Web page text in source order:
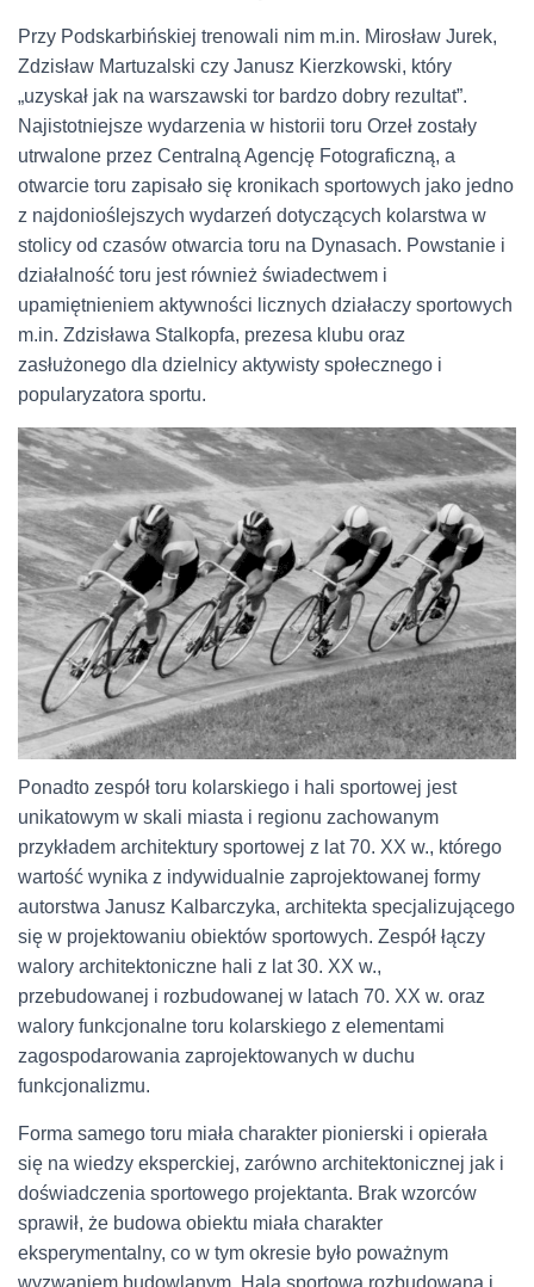
Przy Podskarbińskiej trenowali nim m.in. Mirosław Jurek,
Zdzisław Martuzalski czy Janusz Kierzkowski, który
„uzyskał jak na warszawski tor bardzo dobry rezultat”.
Najistotniejsze wydarzenia w historii toru Orzeł zostały
utrwalone przez Centralną Agencję Fotograficzną, a
otwarcie toru zapisało się kronikach sportowych jako jedno
z najdonioślejszych wydarzeń dotyczących kolarstwa w
stolicy od czasów otwarcia toru na Dynasach. Powstanie i
działalność toru jest również świadectwem i
upamiętnieniem aktywności licznych działaczy sportowych
m.in. Zdzisława Stalkopfa, prezesa klubu oraz
zasłużonego dla dzielnicy aktywisty społecznego i
popularyzatora sportu.
Ponadto zespół toru kolarskiego i hali sportowej jest
unikatowym w skali miasta i regionu zachowanym
przykładem architektury sportowej z lat 70. XX w., którego
wartość wynika z indywidualnie zaprojektowanej formy
autorstwa Janusz Kalbarczyka, architekta specjalizującego
się w projektowaniu obiektów sportowych. Zespół łączy
walory architektoniczne hali z lat 30. XX w.,
przebudowanej i rozbudowanej w latach 70. XX w. oraz
walory funkcjonalne toru kolarskiego z elementami
zagospodarowania zaprojektowanych w duchu
funkcjonalizmu.
Forma samego toru miała charakter pionierski i opierała
się na wiedzy eksperckiej, zarówno architektonicznej jak i
doświadczenia sportowego projektanta. Brak wzorców
sprawił, że budowa obiektu miała charakter
eksperymentalny, co w tym okresie było poważnym
wyzwaniem budowlanym. Hala sportowa rozbudowana i